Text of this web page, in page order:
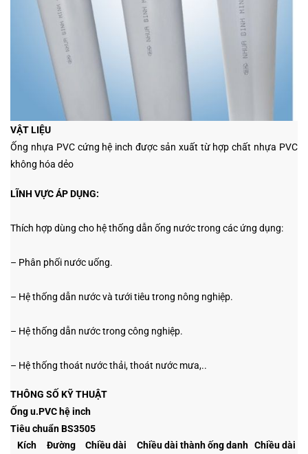
VẬT LIỆU
Ống nhựa PVC cứng hệ inch được sản xuất từ hợp chất nhựa PVC
không hóa dẻo
LĨNH VỰC ÁP DỤNG:
Thích hợp dùng cho hệ thống dẫn ống nước trong các ứng dụng:
– Phân phối nước uống.
– Hệ thống dẫn nước và tưới tiêu trong nông nghiệp.
– Hệ thống dẫn nước trong công nghiệp.
– Hệ thống thoát nước thải, thoát nước mưa,..
THÔNG SỐ KỸ THUẬT
Ống u.PVC hệ inch
Tiêu chuẩn BS3505
Kích
Đường
Chiều dài
Chiều dài thành ống danh Chiều dài